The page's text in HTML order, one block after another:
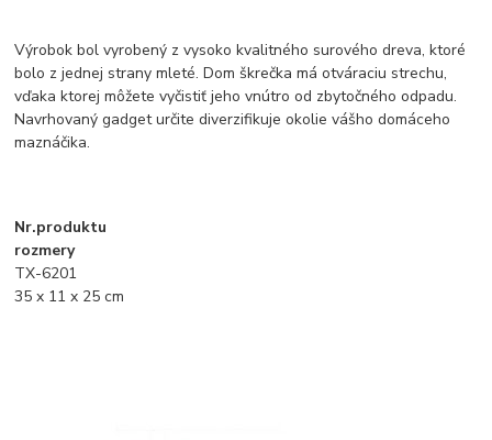
Výrobok bol vyrobený z vysoko kvalitného surového dreva, ktoré
bolo z jednej strany mleté. Dom škrečka má otváraciu strechu,
vďaka ktorej môžete vyčistiť jeho vnútro od zbytočného odpadu.
Navrhovaný gadget určite diverzifikuje okolie vášho domáceho
maznáčika.
Nr.produktu
rozmery
TX-6201
35 x 11 x 25 cm